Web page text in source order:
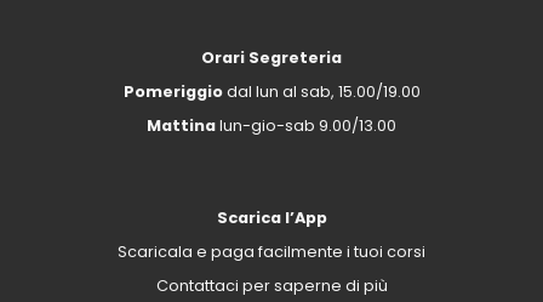
Orari Segreteria
Pomeriggiodal lun al sab, 15.00/19.00
Mattinalun-gio-sab 9.00/13.00
Scarica l’App
Scaricala e paga facilmente i tuoi corsi
Contattaci per saperne di più